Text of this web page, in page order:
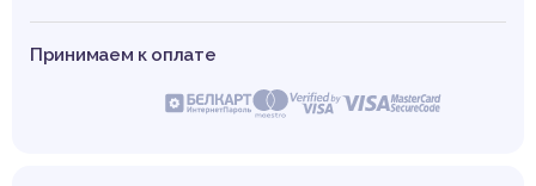
Принимаем к оплате